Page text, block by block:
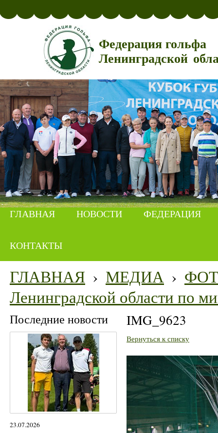
Федерация гольфа
Ленинградской
ГЛАВНАЯ НОВОСТИ ФЕДЕРАЦИЯ
КОНТАКТЫ
ГЛАВНАЯ › МЕДИА ›
Ленинградской области по
Последние новости
23.07.2026
IMG_9623
Вернуться к списку